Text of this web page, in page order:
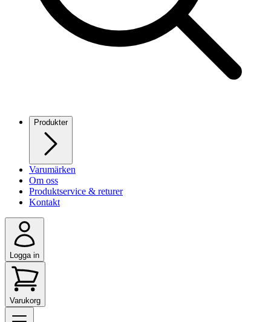
Produkter
Varumärken
Om oss
Produktservice & returer
Kontakt
Logga in
Varukorg